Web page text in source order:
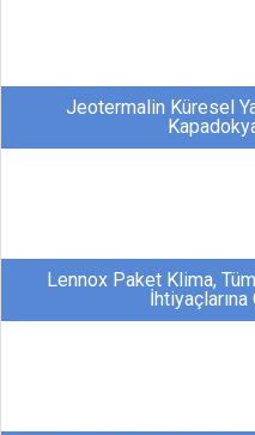
Jeotermalin Küresel
Lennox Paket Klima,